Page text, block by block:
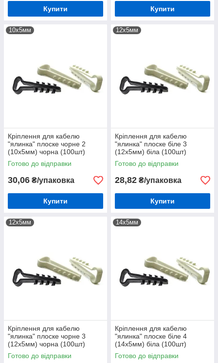
Купити Купити
10х5мм
Кріплення для кабелю
"ялинка" плоске чорне 2
(10х5мм) чорна (100шт)
Готово до відправки
30,06 ₴/упаковка
Купити
12х5мм
Кріплення для кабелю
"ялинка" плоске біле 3
(12х5мм) біла (100шт)
Готово до відправки
28,82 ₴/упаковка
Купити
12х5мм
Кріплення для кабелю
"ялинка" плоске чорне 3
(12х5мм) чорна (100шт)
Готово до відправки
14х5мм
Кріплення для кабелю
"ялинка" плоске біле 4
(14х5мм) біла (100шт)
Готово до відправки